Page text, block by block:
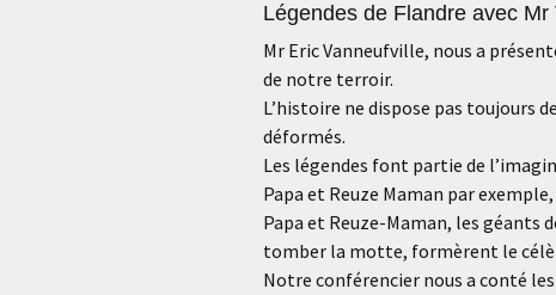
Légendes de Flandre avec Mr
Mr Eric Vanneufville, nous a
de notre terroir.
L’histoire ne dispose pas toujours
déformés.
Les légendes font partie de
Papa et Reuze Maman par
Papa et Reuze-Maman, les
tomber la motte, formèrent le
Notre conférencier nous a conté